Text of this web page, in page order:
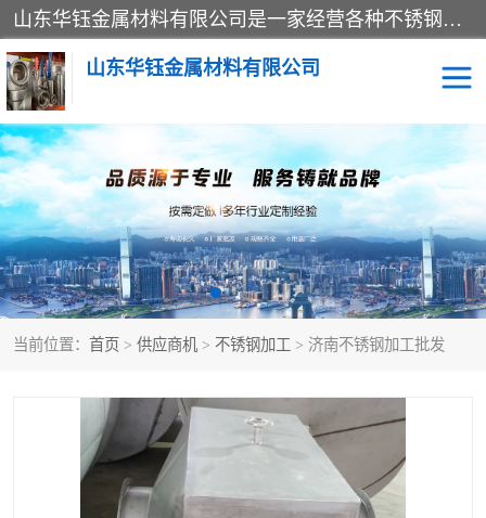
山东华钰金属材料有限公司是一家经营各种不锈钢管材、板材、圆钢、法兰、封头、型材等产品的公司；主营产品有：不锈钢管，激光切割，管件标准件，不锈钢圆钢，不锈钢人孔，不锈钢亮管，不锈钢角钢，不锈钢加工，不锈钢管子，不锈钢工业方管，不锈钢封头，不锈钢法兰，不锈钢阀门，不锈钢槽钢，不锈钢扁钢，不锈钢板等；可为客户制作各种规格的型材及不锈钢配件、非标准件及各种容器具等，能满足客户的不同采购要求。
山东华钰金属材料有限公司
当前位置： 首页 > 供应商机 > 不锈钢加工 > 济南不锈钢加工批发
不锈钢管 激光切割
管件标准件 不锈钢圆钢
不锈钢人孔 不锈钢亮管
不锈钢角钢 不锈钢加工
不锈钢板 不锈钢工业方管
不锈钢封头 不锈钢法兰
不锈钢阀门 不锈钢槽钢